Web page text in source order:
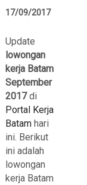
17/09/2017
Update
lowongan
kerja Batam
September
2017di
Portal Kerja
Batamhari
ini. Berikut
ini adalah
lowongan
kerja Batam